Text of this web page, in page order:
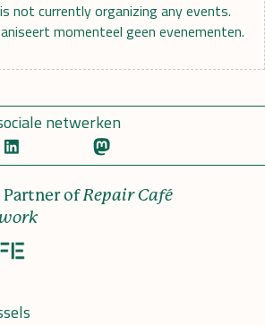
not currently organizing any events.
momenteel geen evenementen.
netwerken
Partner ofRepair Café